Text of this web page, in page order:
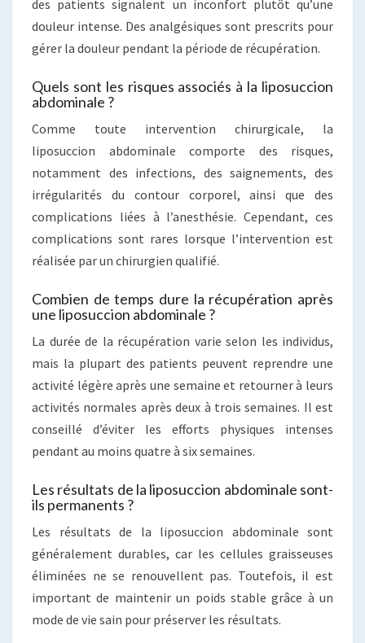
des patients signalent un inconfort plutôt qu’une
douleur intense. Des analgésiques sont prescrits pour
gérer la douleur pendant la période de récupération.
Quels sont les risques associés à la liposuccion
abdominale ?
Comme toute intervention chirurgicale, la
liposuccion abdominale comporte des risques,
notamment des infections, des saignements, des
irrégularités du contour corporel, ainsi que des
complications liées à l’anesthésie. Cependant, ces
complications sont rares lorsque l’intervention est
réalisée par un chirurgien qualifié.
Combien de temps dure la récupération après
une liposuccion abdominale ?
La durée de la récupération varie selon les individus,
mais la plupart des patients peuvent reprendre une
activité légère après une semaine et retourner à leurs
activités normales après deux à trois semaines. Il est
conseillé d’éviter les efforts physiques intenses
pendant au moins quatre à six semaines.
Les résultats de la liposuccion abdominale sont-
ils permanents ?
Les résultats de la liposuccion abdominale sont
généralement durables, car les cellules graisseuses
éliminées ne se renouvellent pas. Toutefois, il est
important de maintenir un poids stable grâce à un
mode de vie sain pour préserver les résultats.